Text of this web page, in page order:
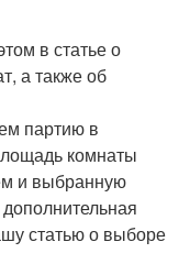
в статье о
а также об
партию в
комнаты
и выбранную
статью о выборе